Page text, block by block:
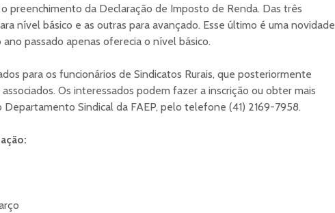
preenchimento da Declaração de Imposto de Renda. Das três
nível básico e as outras para avançado. Esse último é uma novidade
ano passado apenas oferecia o nível básico.
para os funcionários de Sindicatos Rurais, que posteriormente
Os interessados podem fazer a inscrição ou obter mais
Sindical da FAEP, pelo telefone (41) 2169-7958.